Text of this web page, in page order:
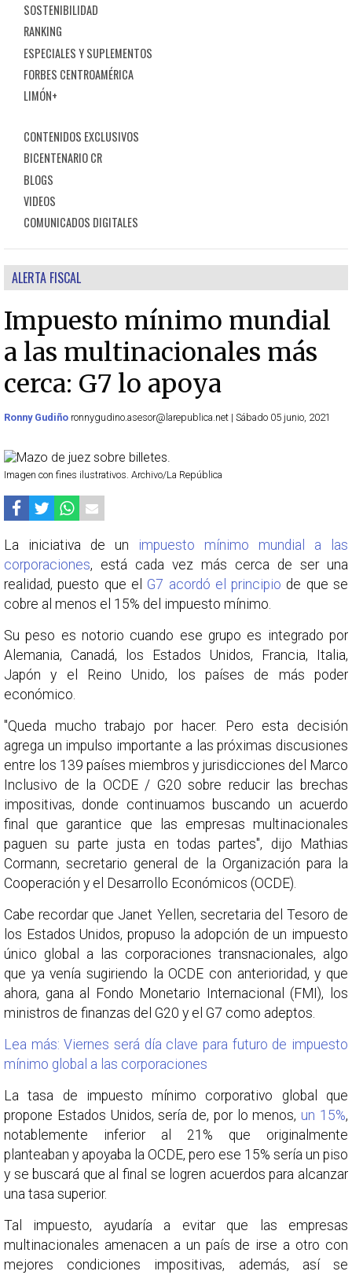
SOSTENIBILIDAD
RANKING
ESPECIALES Y SUPLEMENTOS
FORBES CENTROAMÉRICA
LIMÓN+
CONTENIDOS EXCLUSIVOS
BICENTENARIO CR
BLOGS
VIDEOS
COMUNICADOS DIGITALES
ALERTA FISCAL
Impuesto mínimo mundial
a las multinacionales más
cerca: G7 lo apoya
Ronny Gudiño ronnygudino.asesor@larepublica.net | Sábado 05 junio, 2021
Imagen con fines ilustrativos. Archivo/La República
La iniciativa de un impuesto mínimo mundial a las
corporaciones, está cada vez más cerca de ser una
realidad, puesto que el G7 acordó el principio de que se
cobre al menos el 15% del impuesto mínimo.
Su peso es notorio cuando ese grupo es integrado por
Alemania, Canadá, los Estados Unidos, Francia, Italia,
Japón y el Reino Unido, los países de más poder
económico.
"Queda mucho trabajo por hacer. Pero esta decisión
agrega un impulso importante a las próximas discusiones
entre los 139 países miembros y jurisdicciones del Marco
Inclusivo de la OCDE / G20 sobre reducir las brechas
impositivas, donde continuamos buscando un acuerdo
final que garantice que las empresas multinacionales
paguen su parte justa en todas partes", dijo Mathias
Cormann, secretario general de la Organización para la
Cooperación y el Desarrollo Económicos (OCDE).
Cabe recordar que Janet Yellen, secretaria del Tesoro de
los Estados Unidos, propuso la adopción de un impuesto
único global a las corporaciones transnacionales, algo
que ya venía sugiriendo la OCDE con anterioridad, y que
ahora, gana al Fondo Monetario Internacional (FMI), los
ministros de finanzas del G20 y el G7 como adeptos.
Lea más: Viernes será día clave para futuro de impuesto
mínimo global a las corporaciones
La tasa de impuesto mínimo corporativo global que
propone Estados Unidos, sería de, por lo menos, un 15%,
notablemente inferior al 21% que originalmente
planteaban y apoyaba la OCDE, pero ese 15% sería un piso
y se buscará que al final se logren acuerdos para alcanzar
una tasa superior.
Tal impuesto, ayudaría a evitar que las empresas
multinacionales amenacen a un país de irse a otro con
mejores condiciones impositivas, además, así se